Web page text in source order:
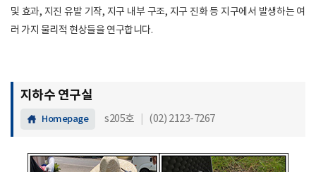
및 효과, 지진 유발 기작, 지구 내부 구조, 지구 진화 등 지구에서 발생하는 여
러 가지 물리적 현상들을 연구합니다.
지하수 연구실
Homepage s205호 (02) 2123-7267